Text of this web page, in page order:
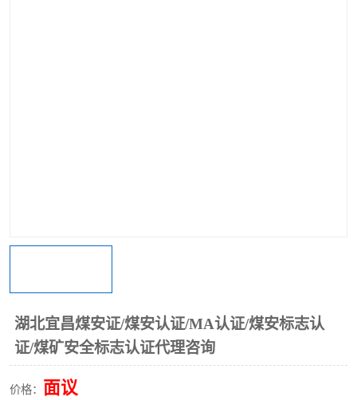
湖北宜昌煤安证/煤安认证/MA认证/煤安标志认
证/煤矿安全标志认证代理咨询
价格： 面议